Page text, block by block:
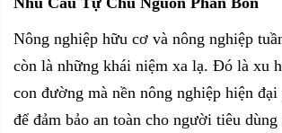
Nông nghiệp hữu cơ và nông nghiệp
còn là những khái niệm xa lạ. Đó là xu
con đường mà nền nông nghiệp hiện
để đảm bảo an toàn cho người tiêu